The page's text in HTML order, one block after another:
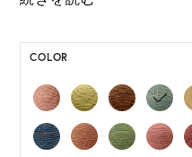
ンジと携帯性を備え、サ
れたネオプレンバンド
な手法で収穫されたマ
18,000以上のステッチ
を要します。職人がひ
COLOR